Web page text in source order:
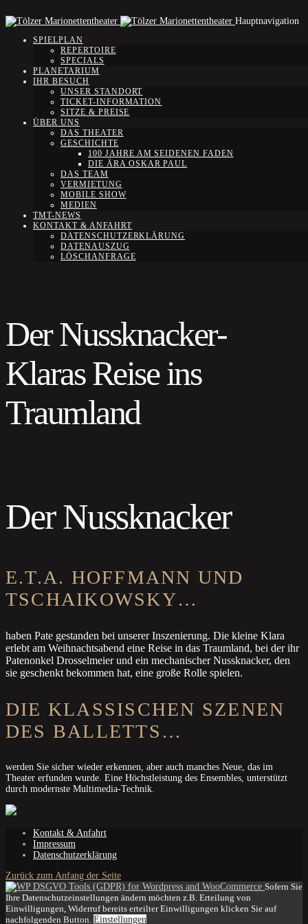
Hauptnavigation
SPIELPLAN
REPERTOIRE
SPECIALS
PLANETARIUM
IHR BESUCH
UNSER STANDORT
TICKET-INFORMATION
SITZE & PREISE
ÜBER UNS
DAS THEATER
GESCHICHTE
100 JAHRE AM SEIDENEN FADEN
DIE ÄRA OSKAR PAUL
DAS TEAM
VERMIETUNG
MOBILE SHOW
MEDIEN
TMT-NEWS
KONTAKT & ANFAHRT
DATENSCHUTZERKLÄRUNG
DATENAUSZUG
LÖSCHANFRAGE
Der Nussknacker-
Klaras Reise ins
Traumland
Der Nussknacker
E.T.A. HOFFMANN UND
TSCHAIKOWSKY…
haben Pate gestanden bei unserer Inszenierung. Die kleine Klara
erlebt am Weihnachtsabend eine Reise in das Traumland, bei der ihr
Patenonkel Drosselmeier und ein mechanischer Nussknacker, den
sie geschenkt bekommen hat, eine große Rolle spielen.
DIE KLASSISCHEN SZENEN
DES BALLETTS…
werden Sie sicher wieder erkennen, aber auch manches Neue, das im
Theater erfunden wurde. Eine Höchstleistung des Ensembles, unterstützt
durch modernste Multimedia-Technik.
Kontakt & Anfahrt
Impressum
Datenschutzerklärung
Zurück zum Anfang der Seite
Sofern Sie
Ihre Datenschutzeinstellungen ändern möchten z.B. Erteilung von
Einwilligungen, Widerruf bereits erteilter Einwilligungen klicken Sie auf
nachfolgenden Button. Einstellungen